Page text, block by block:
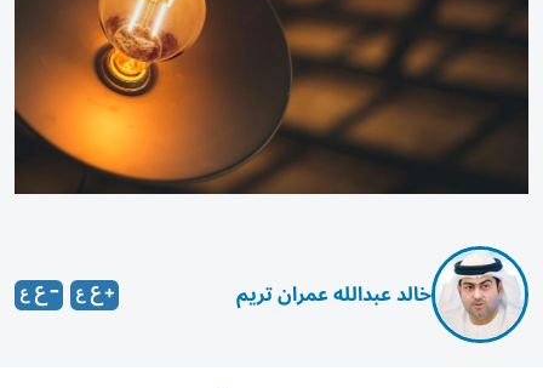
خالد عبدالله عمران تريم